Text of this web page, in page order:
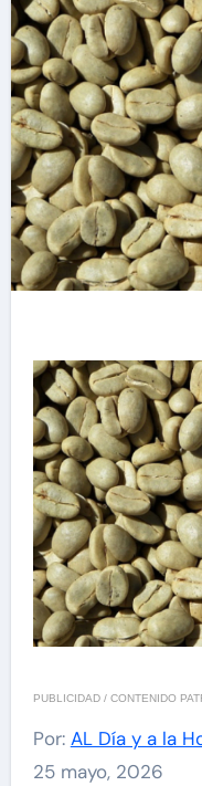
PUBLICIDAD / CONTENIDO
Por: AL Día y a la
25 mayo, 2026